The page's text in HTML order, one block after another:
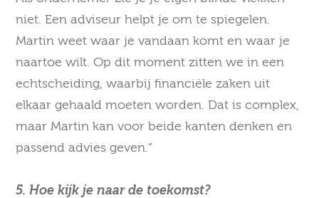
niet. Een adviseur helpt je om te spiegelen.
Martin weet waar je vandaan komt en waar je
naartoe wilt. Op dit moment zitten we in een
echtscheiding, waarbij financiële zaken uit
elkaar gehaald moeten worden. Dat is complex,
maar Martin kan voor beide kanten denken en
passend advies geven.”
5. Hoe kijk je naar de toekomst?